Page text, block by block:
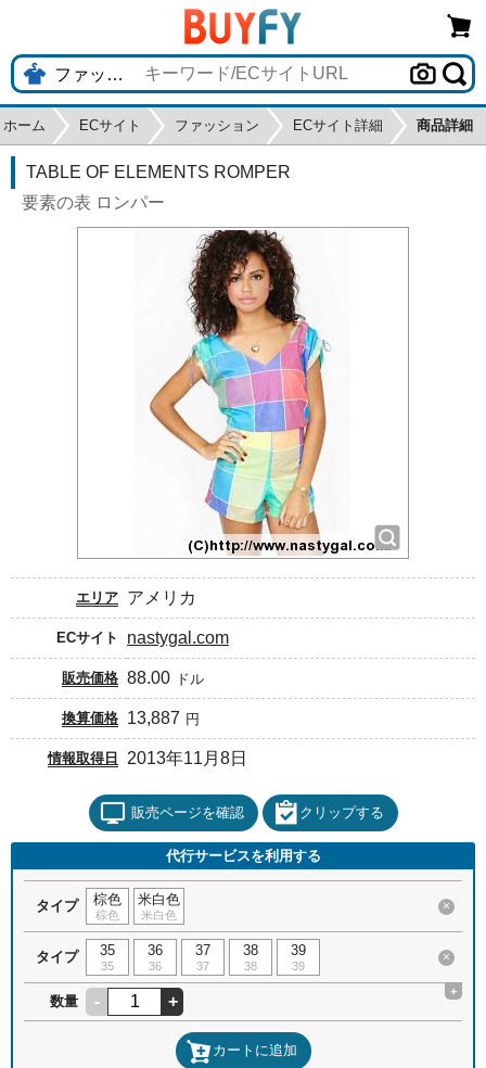
ホーム ECサイト ファッション ECサイト詳細 商品詳細
TABLE OF ELEMENTS ROMPER
要素の表 ロンパー
エリア アメリカ
ECサイト nastygal.com
販売価格 88.00 ドル
換算価格 13,887 円
情報取得日 2013年11月8日
販売ページを確認 クリップする
代行サービスを利用する
タイプ 棕色
棕色
米白色
米白色
×
タイプ 35
35
36
36
37
37
38
38
39
39
×
数量 - +
+
カートに追加